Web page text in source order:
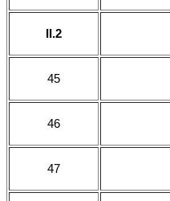
II.2
45
46
47